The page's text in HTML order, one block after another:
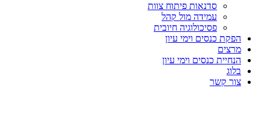
סדנאות פיתוח צוות
עמידה מול קהל
פסיכולוגיה חיובית
הפקת כנסים וימי עיון
מרצים
הנחיית כנסים וימי עיון
בלוג
צור קשר